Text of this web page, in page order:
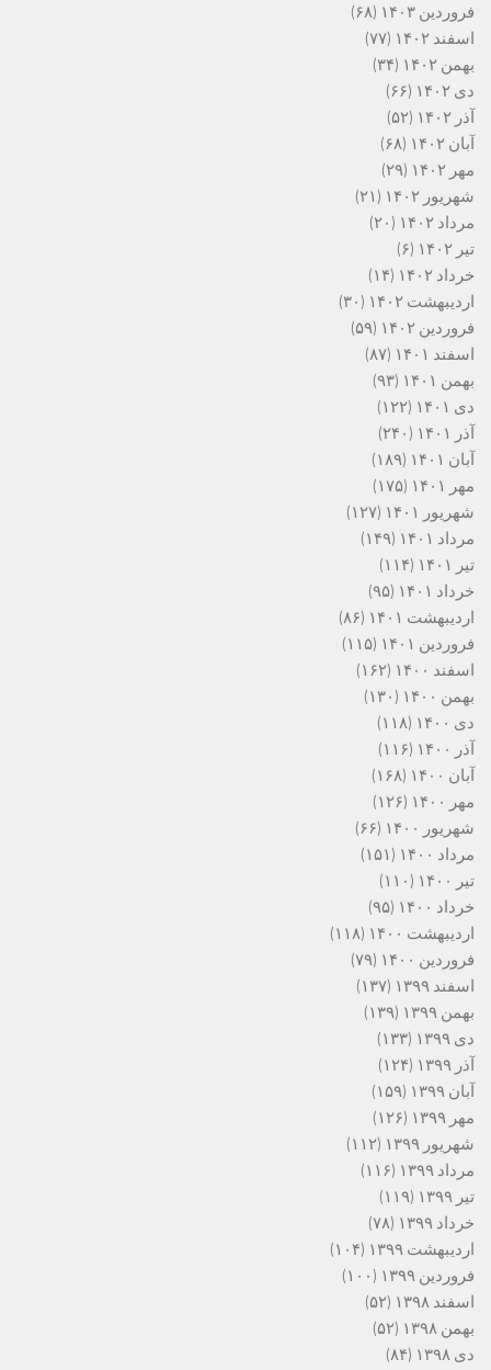
فروردین ۱۴۰۳
(۶۸)
اسفند ۱۴۰۲
(۷۷)
بهمن ۱۴۰۲
(۳۴)
دی ۱۴۰۲
(۶۶)
آذر ۱۴۰۲
(۵۲)
آبان ۱۴۰۲
(۶۸)
مهر ۱۴۰۲
(۲۹)
شهریور ۱۴۰۲
(۲۱)
مرداد ۱۴۰۲
(۲۰)
تیر ۱۴۰۲
(۶)
خرداد ۱۴۰۲
(۱۴)
اردیبهشت ۱۴۰۲
(۳۰)
فروردین ۱۴۰۲
(۵۹)
اسفند ۱۴۰۱
(۸۷)
بهمن ۱۴۰۱
(۹۳)
دی ۱۴۰۱
(۱۲۲)
آذر ۱۴۰۱
(۲۴۰)
آبان ۱۴۰۱
(۱۸۹)
مهر ۱۴۰۱
(۱۷۵)
شهریور ۱۴۰۱
(۱۲۷)
مرداد ۱۴۰۱
(۱۴۹)
تیر ۱۴۰۱
(۱۱۴)
خرداد ۱۴۰۱
(۹۵)
اردیبهشت ۱۴۰۱
(۸۶)
فروردین ۱۴۰۱
(۱۱۵)
اسفند ۱۴۰۰
(۱۶۲)
بهمن ۱۴۰۰
(۱۳۰)
دی ۱۴۰۰
(۱۱۸)
آذر ۱۴۰۰
(۱۱۶)
آبان ۱۴۰۰
(۱۶۸)
مهر ۱۴۰۰
(۱۲۶)
شهریور ۱۴۰۰
(۶۶)
مرداد ۱۴۰۰
(۱۵۱)
تیر ۱۴۰۰
(۱۱۰)
خرداد ۱۴۰۰
(۹۵)
اردیبهشت ۱۴۰۰
(۱۱۸)
فروردین ۱۴۰۰
(۷۹)
اسفند ۱۳۹۹
(۱۳۷)
بهمن ۱۳۹۹
(۱۳۹)
دی ۱۳۹۹
(۱۳۳)
آذر ۱۳۹۹
(۱۲۴)
آبان ۱۳۹۹
(۱۵۹)
مهر ۱۳۹۹
(۱۲۶)
شهریور ۱۳۹۹
(۱۱۲)
مرداد ۱۳۹۹
(۱۱۶)
تیر ۱۳۹۹
(۱۱۹)
خرداد ۱۳۹۹
(۷۸)
اردیبهشت ۱۳۹۹
(۱۰۴)
فروردین ۱۳۹۹
(۱۰۰)
اسفند ۱۳۹۸
(۵۲)
بهمن ۱۳۹۸
(۵۲)
دی ۱۳۹۸
(۸۴)